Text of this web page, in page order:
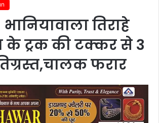
भानियावाला तिराहे
ट्रक की टक्कर से 3
फरार